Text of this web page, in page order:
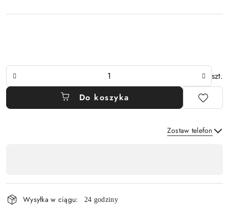
szt.
Do koszyka
Zostaw telefon
i
Wysyłka w ciągu: 24 godziny